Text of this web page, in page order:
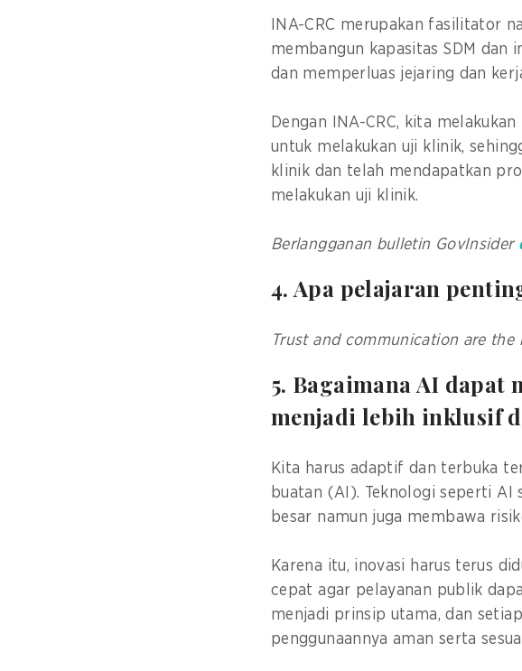
INA-CRC merupakan fasilitator
membangun kapasitas SDM
dan memperluas jejaring dan
Dengan INA-CRC, kita
untuk melakukan uji klinik,
klinik dan telah mendapatkan
melakukan uji klinik.
Berlangganan bulletin GovInsider
4. Apa pelajaran
Trust and communication are the
5. Bagaimana AI
menjadi lebih inklusif
Kita harus adaptif dan terbuka
buatan (AI). Teknologi seperti
besar namun juga membawa
Karena itu, inovasi harus terus
cepat agar pelayanan publik
menjadi prinsip utama, dan
penggunaannya aman serta